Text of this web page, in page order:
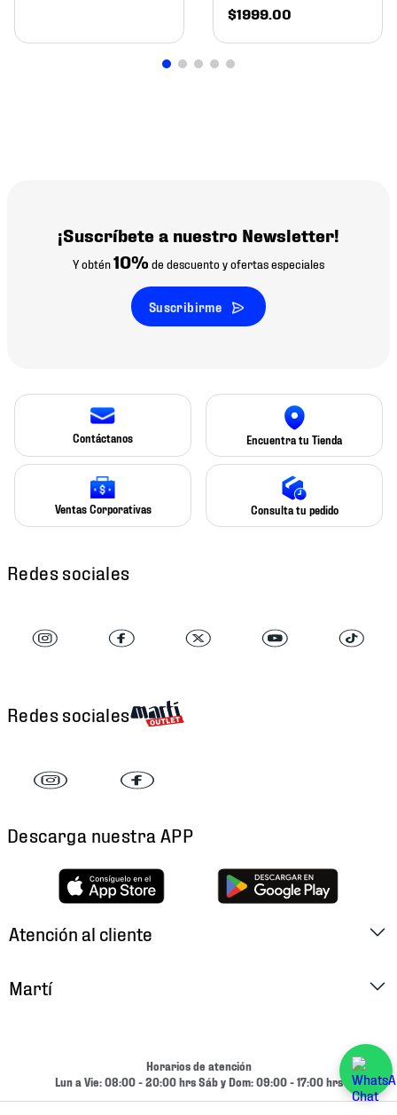
$1999.00
¡Suscríbete a nuestro Newsletter!
Y obtén10% de descuento y ofertas especiales
Suscribirme
Contáctanos Encuentra tu Tienda
Ventas Corporativas Consulta tu pedido
Redes sociales
Redes sociales
Descarga nuestra APP
Atención al cliente
Cambios y Devoluciones
Martí
Horarios de atención
Lun a Vie: 08:00 - 20:00 hrs Sáb y Dom: 09:00 - 17:00 hrs